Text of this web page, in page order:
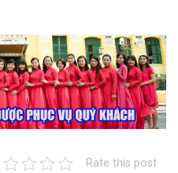
Rate this post